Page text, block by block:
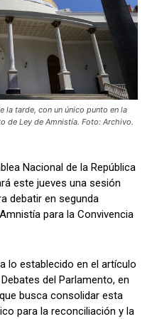
la tarde, con un único punto en la
de Ley de Amnistía. Foto: Archivo.
Nacional de la República
este jueves una sesión
debatir en segunda
para la Convivencia
lo establecido en el artículo
del Parlamento, en
busca consolidar esta
para la reconciliación y la